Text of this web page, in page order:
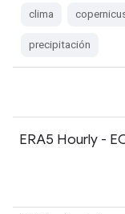
clima
precipitación
ERA5 Hourly -